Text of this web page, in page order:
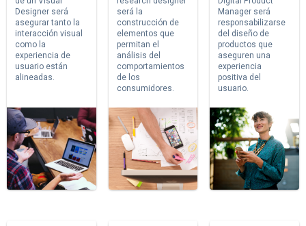
Designer será
asegurar tanto la
interacción visual
como la
experiencia de
usuario están
alineadas.
será la
construcción de
elementos que
permitan el
análisis del
comportamientos
de los
consumidores.
Manager será
responsabilizarse
del diseño de
productos que
aseguren una
experiencia
positiva del
usuario.